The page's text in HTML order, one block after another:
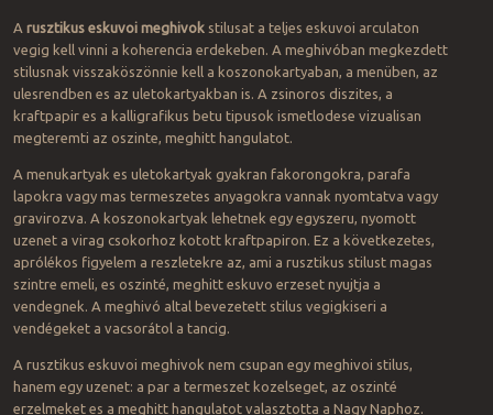
A rusztikus eskuvoi meghivokstilusat a teljes eskuvoi arculaton
vegig kell vinni a koherencia erdekeben. A meghivóban megkezdett
stilusnak visszaköszönnie kell a koszonokartyaban, a menüben, az
ulesrendben es az uletokartyakban is. A zsinoros diszites, a
kraftpapir es a kalligrafikus betu tipusok ismetlodese vizualisan
megteremti az oszinte, meghitt hangulatot.
A menukartyak es uletokartyak gyakran fakorongokra, parafa
lapokra vagy mas termeszetes anyagokra vannak nyomtatva vagy
gravirozva. A koszonokartyak lehetnek egy egyszeru, nyomott
uzenet a virag csokorhoz kotott kraftpapiron. Ez a következetes,
aprólékos figyelem a reszletekre az, ami a rusztikus stilust magas
szintre emeli, es oszinté, meghitt eskuvo erzeset nyujtja a
vendegnek. A meghivó altal bevezetett stilus vegigkiseri a
vendégeket a vacsorátol a tancig.
A rusztikus eskuvoi meghivok nem csupan egy meghivoi stilus,
hanem egy uzenet: a par a termeszet kozelseget, az oszinté
erzelmeket es a meghitt hangulatot valasztotta a Nagy Naphoz.